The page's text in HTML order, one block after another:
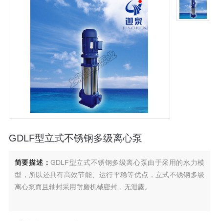
GDLF型立式不锈钢多级离心泵
简要描述：GDLF型立式不锈钢多级离心泵由于采用的水力模
型，所以还具有高效节能、运行平稳等优点，立式不锈钢多级
离心泵而且轴封采用耐磨机械密封，无泄露。